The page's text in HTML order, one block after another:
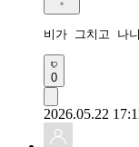
비가 그치고 나
0
2026.05.22